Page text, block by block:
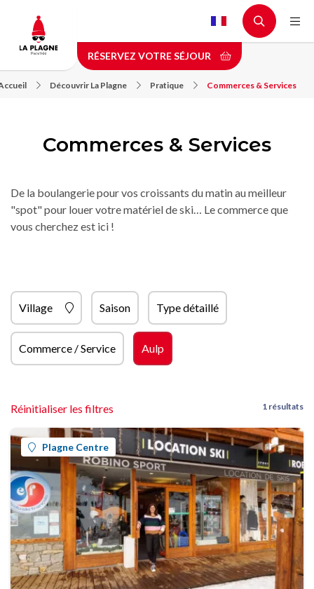
contenu
principal
RÉSERVEZ VOTRE SÉJOUR
Découvrir La Plagne Pratique Commerces & Services
Commerces & Services
De la boulangerie pour vos croissants du matin au meilleur
"spot" pour louer votre matériel de ski… Le commerce que
vous cherchez est ici !
Village Saison Type détaillé
Commerce / Service Aulp
Réinitialiser les filtres 1 résultats
Plagne Centre